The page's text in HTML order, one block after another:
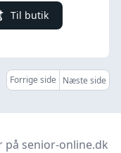
Til butik
Forrige side Næste side
på senior-online.dk